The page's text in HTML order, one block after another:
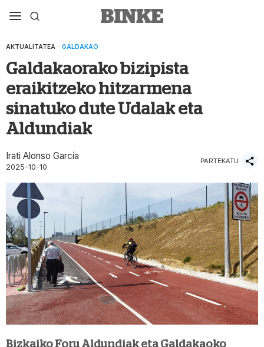
AKTUALITATEA · GALDAKAO
Galdakaorako bizipista
eraikitzeko hitzarmena
sinatuko dute Udalak eta
Aldundiak
Irati Alonso García
2025-10-10
PARTEKATU
Bizkaiko Foru Aldundiak eta Galdakaoko